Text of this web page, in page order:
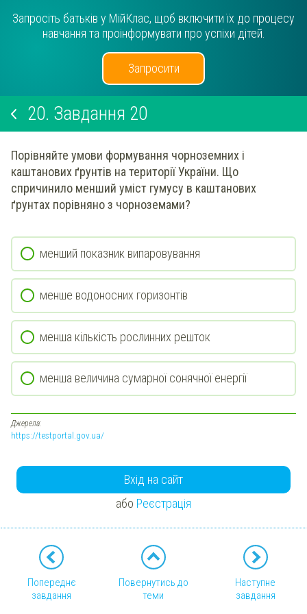
Запросіть батьків у МійКлас, щоб включити їх до процесу
навчання та проінформувати про успіхи дітей.
Запросити
20. Завдання 20
Порівняйте умови формування чорноземних і
каштанових ґрунтів на території України. Що
спричинило менший уміст гумусу в каштанових
ґрунтах порівняно з чорноземами?
менший показник випаровування
менше водоносних горизонтів
менша кількість рослинних решток
менша величина сумарної сонячної енергії
Джерела:
https://testportal.gov.ua/
Вхід на сайт
або Реєстрація
Попереднє
завдання
Повернутись до
теми
Наступне
завдання